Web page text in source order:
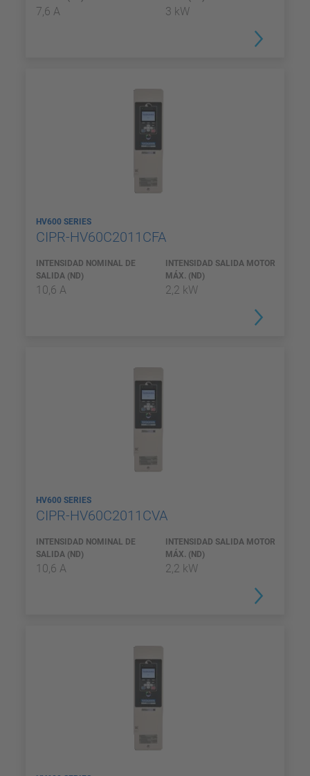
7,6 A 3 kW
HV600 SERIES
CIPR-HV60C2011CFA
INTENSIDAD NOMINAL DE
SALIDA (ND)
10,6 A
INTENSIDAD SALIDA MOTOR
MÁX. (ND)
2,2 kW
HV600 SERIES
CIPR-HV60C2011CVA
INTENSIDAD NOMINAL DE
SALIDA (ND)
10,6 A
INTENSIDAD SALIDA MOTOR
MÁX. (ND)
2,2 kW